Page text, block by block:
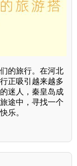
的旅行。在河北
正吸引越来越多
迷人，秦皇岛成
途中，寻找一个
乐。